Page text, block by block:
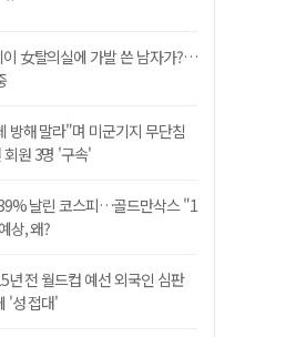
女탈의실에 가발 쓴 남자가?…
방해 말라"며 미군기지 무단침
원 3명 '구속'
날린 코스피…골드만삭스 "1
상, 왜?
년 전 월드컵 예선 외국인 심판
'성 접대'